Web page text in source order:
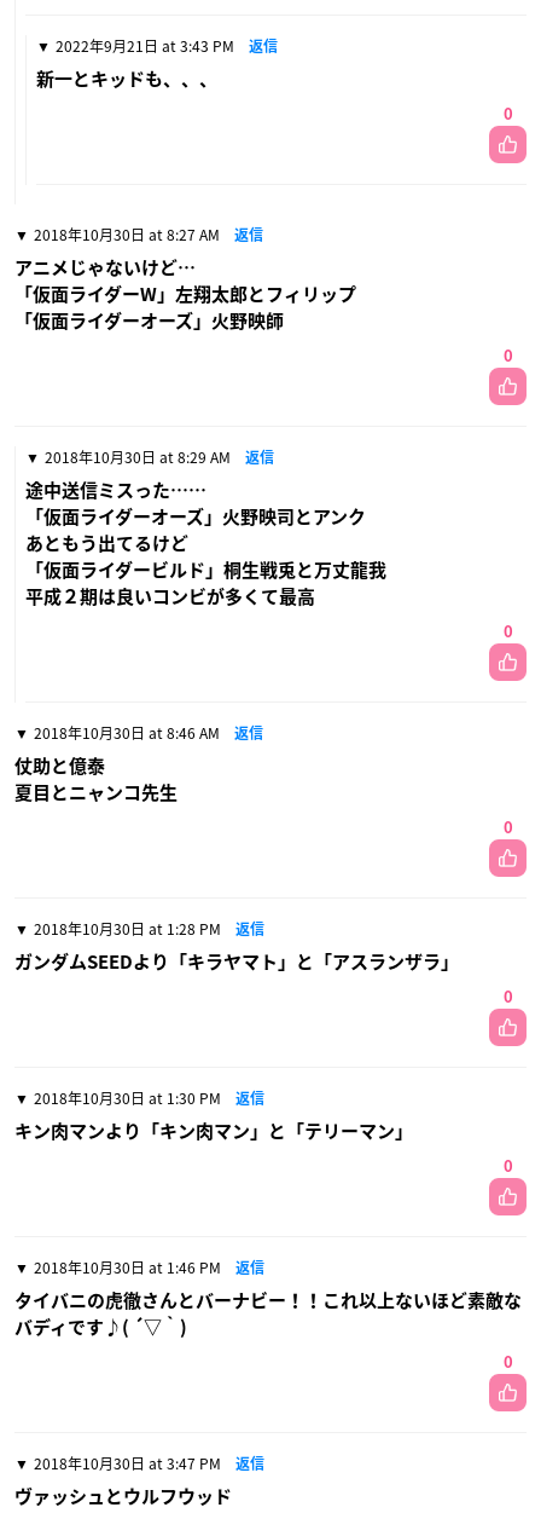
2022年9月21日 at 3:43 PM 返信
新一とキッドも、、、
0
2018年10月30日 at 8:27 AM 返信
アニメじゃないけど…
「仮面ライダーW」左翔太郎とフィリップ
「仮面ライダーオーズ」火野映師
0
2018年10月30日 at 8:29 AM 返信
途中送信ミスった……
「仮面ライダーオーズ」火野映司とアンク
あともう出てるけど
「仮面ライダービルド」桐生戦兎と万丈龍我
平成２期は良いコンビが多くて最高
0
2018年10月30日 at 8:46 AM 返信
仗助と億泰
夏目とニャンコ先生
0
2018年10月30日 at 1:28 PM 返信
ガンダムSEEDより「キラヤマト」と「アスランザラ」
0
2018年10月30日 at 1:30 PM 返信
キン肉マンより「キン肉マン」と「テリーマン」
0
2018年10月30日 at 1:46 PM 返信
タイバニの虎徹さんとバーナビー！！これ以上ないほど素敵な
バディです♪( ´▽｀)
0
2018年10月30日 at 3:47 PM 返信
ヴァッシュとウルフウッド